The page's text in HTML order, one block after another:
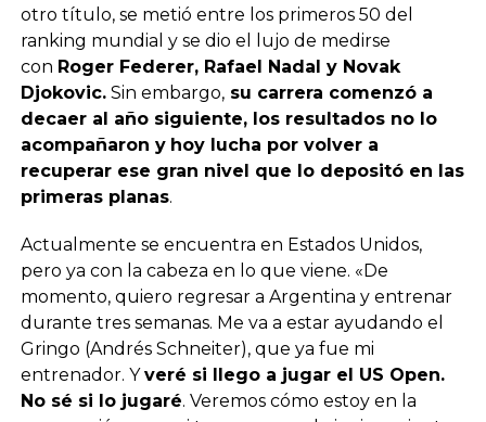
otro título, se metió entre los primeros 50 del
ranking mundial y se dio el lujo de medirse
con Roger Federer, Rafael Nadal y Novak
Djokovic.Sin embargo,su carrera comenzó a
decaer al año siguiente, los resultados no lo
acompañaron y hoy lucha por volver a
recuperar ese gran nivel que lo depositó en las
primeras planas.
Actualmente se encuentra en Estados Unidos,
pero ya con la cabeza en lo que viene. «De
momento, quiero regresar a Argentina y entrenar
durante tres semanas. Me va a estar ayudando el
Gringo (Andrés Schneiter), que ya fue mi
entrenador. Yveré si llego a jugar el US Open.
No sé si lo jugaré. Veremos cómo estoy en la